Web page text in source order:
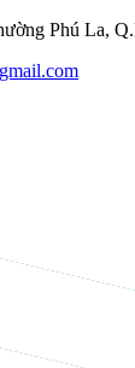
Phú La,